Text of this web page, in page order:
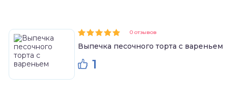
0 отзывов
Выпечка песочного торта с вареньем
1